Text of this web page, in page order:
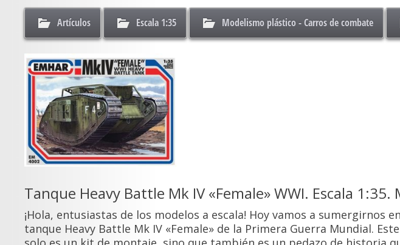
Artículos Escala 1:35 Modelismo plástico - Carros de combate
Tanque Heavy Battle Mk IV «Female» WWI. Escala
¡Hola, entusiastas de los modelos a escala! Hoy vamos a
tanque Heavy Battle Mk IV «Female» de la Primera Guerra Mundial.